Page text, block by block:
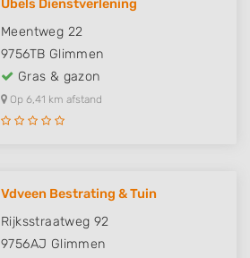
Ubels Dienstverlening
Meentweg 22
9756TB Glimmen
Gras & gazon
Op 6,41 km afstand
Vdveen Bestrating & Tuin
Rijksstraatweg 92
9756AJ Glimmen